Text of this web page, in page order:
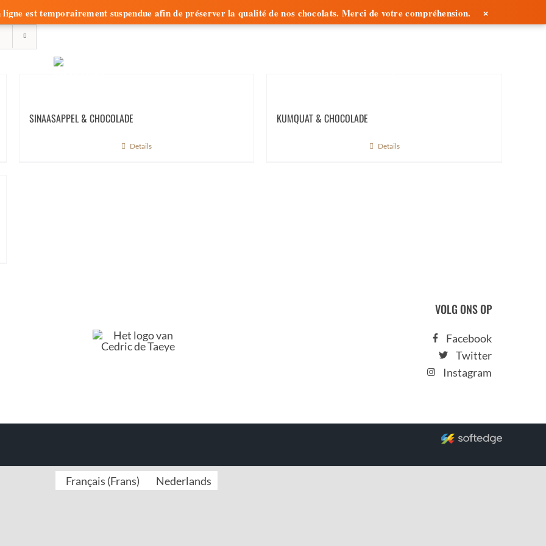
est temporairement suspendue afin de préserver la qualité de nos chocolats. Merci de votre compréhension. ×
SINAASAPPEL & CHOCOLADE
Details
KUMQUAT & CHOCOLADE
Details
VOLG ONS OP
Facebook
Twitter
Instagram
Français (Frans) Nederlands